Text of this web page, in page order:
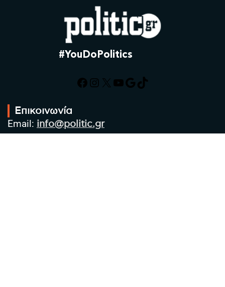
#YouDoPolitics
Facebook
Instagram
X YouTube
Google
TikTok
Επικοινωνία
Email: info@politic.gr
Τηλ: